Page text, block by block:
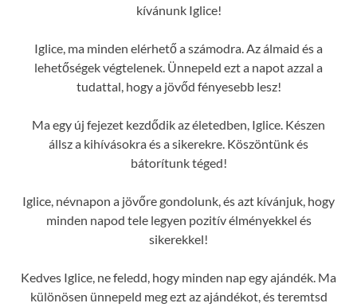
kívánunk Iglice!
Iglice, ma minden elérhető a számodra. Az álmaid és a
lehetőségek végtelenek. Ünnepeld ezt a napot azzal a
tudattal, hogy a jövőd fényesebb lesz!
Ma egy új fejezet kezdődik az életedben, Iglice. Készen
állsz a kihívásokra és a sikerekre. Köszöntünk és
bátorítunk téged!
Iglice, névnapon a jövőre gondolunk, és azt kívánjuk, hogy
minden napod tele legyen pozitív élményekkel és
sikerekkel!
Kedves Iglice, ne feledd, hogy minden nap egy ajándék. Ma
különösen ünnepeld meg ezt az ajándékot, és teremtsd